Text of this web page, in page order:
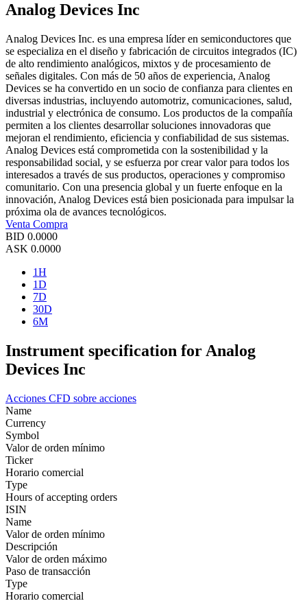
Analog Devices Inc
Analog Devices Inc. es una empresa líder en semiconductores que
se especializa en el diseño y fabricación de circuitos integrados (IC)
de alto rendimiento analógicos, mixtos y de procesamiento de
señales digitales. Con más de 50 años de experiencia, Analog
Devices se ha convertido en un socio de confianza para clientes en
diversas industrias, incluyendo automotriz, comunicaciones, salud,
industrial y electrónica de consumo. Los productos de la compañía
permiten a los clientes desarrollar soluciones innovadoras que
mejoran el rendimiento, eficiencia y confiabilidad de sus sistemas.
Analog Devices está comprometida con la sostenibilidad y la
responsabilidad social, y se esfuerza por crear valor para todos los
interesados a través de sus productos, operaciones y compromiso
comunitario. Con una presencia global y un fuerte enfoque en la
innovación, Analog Devices está bien posicionada para impulsar la
próxima ola de avances tecnológicos.
Venta Compra
BID 0.0000
ASK 0.0000
1H
1D
7D
30D
6M
Instrument specification for Analog
Devices Inc
Acciones CFD sobre acciones
Name
Currency
Symbol
Valor de orden mínimo
Ticker
Horario comercial
Type
Hours of accepting orders
ISIN
Name
Valor de orden mínimo
Descripción
Valor de orden máximo
Paso de transacción
Type
Horario comercial